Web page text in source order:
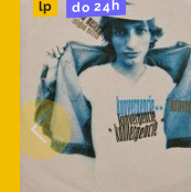
lp do 24h